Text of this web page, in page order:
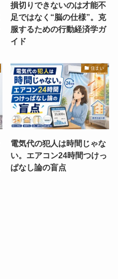
損切りできないのは才能不
足ではなく“脳の仕様”。克
服するための行動経済学ガ
イド
住まい
電気代の犯人は時間じゃな
い。エアコン24時間つけっ
ぱなし論の盲点